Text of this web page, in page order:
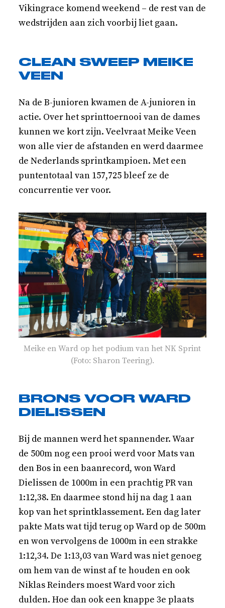
Vikingrace komend weekend – de rest van de
wedstrijden aan zich voorbij liet gaan.
CLEAN SWEEP MEIKE
VEEN
Na de B-junioren kwamen de A-junioren in
actie. Over het sprinttoernooi van de dames
kunnen we kort zijn. Veelvraat Meike Veen
won alle vier de afstanden en werd daarmee
de Nederlands sprintkampioen. Met een
puntentotaal van 157,725 bleef ze de
concurrentie ver voor.
Meike en Ward op het podium van het NK Sprint
(Foto: Sharon Teering).
BRONS VOOR WARD
DIELISSEN
Bij de mannen werd het spannender. Waar
de 500m nog een prooi werd voor Mats van
den Bos in een baanrecord, won Ward
Dielissen de 1000m in een prachtig PR van
1:12,38. En daarmee stond hij na dag 1 aan
kop van het sprintklassement. Een dag later
pakte Mats wat tijd terug op Ward op de 500m
en won vervolgens de 1000m in een strakke
1:12,34. De 1:13,03 van Ward was niet genoeg
om hem van de winst af te houden en ook
Niklas Reinders moest Ward voor zich
dulden. Hoe dan ook een knappe 3e plaats